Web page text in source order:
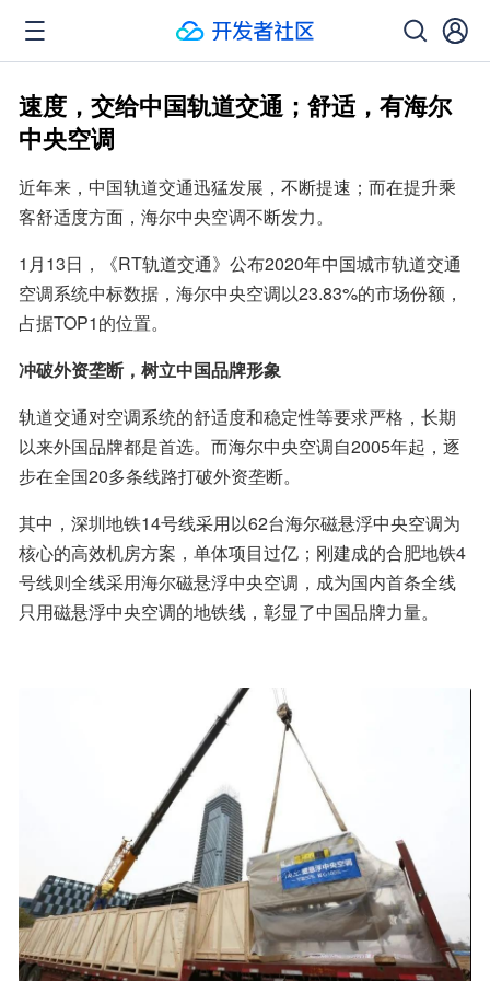
速度，交给中国轨道交通；舒适，有海尔
中央空调
近年来，中国轨道交通迅猛发展，不断提速；而在提升乘
客舒适度方面，海尔中央空调不断发力。
1月13日，《RT轨道交通》公布2020年中国城市轨道交通
空调系统中标数据，海尔中央空调以23.83%的市场份额，
占据TOP1的位置。
冲破外资垄断，树立中国品牌形象
轨道交通对空调系统的舒适度和稳定性等要求严格，长期
以来外国品牌都是首选。而海尔中央空调自2005年起，逐
步在全国20多条线路打破外资垄断。
其中，深圳地铁14号线采用以62台海尔磁悬浮中央空调为
核心的高效机房方案，单体项目过亿；刚建成的合肥地铁4
号线则全线采用海尔磁悬浮中央空调，成为国内首条全线
只用磁悬浮中央空调的地铁线，彰显了中国品牌力量。